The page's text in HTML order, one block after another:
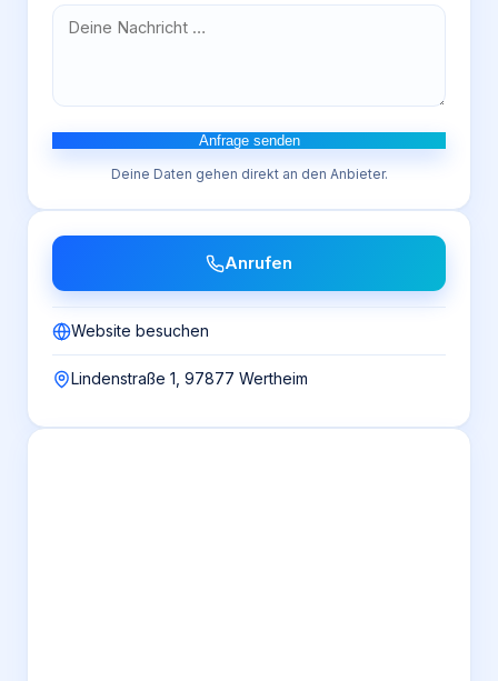
Anfrage senden
Deine Daten gehen direkt an den Anbieter.
Anrufen
Website besuchen
Lindenstraße 1, 97877 Wertheim